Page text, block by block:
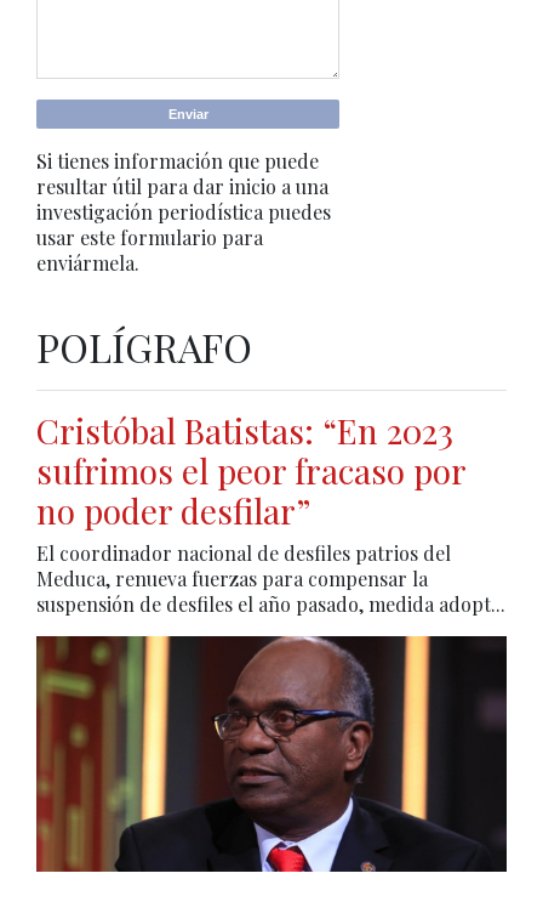
Si tienes información que puede
resultar útil para dar inicio a una
investigación periodística puedes
usar este formulario para
enviármela.
POLÍGRAFO
Cristóbal Batistas: “En 2023
sufrimos el peor fracaso por
no poder desfilar”
El coordinador nacional de desfiles patrios del
Meduca, renueva fuerzas para compensar la
suspensión de desfiles el año pasado, medida adopt...